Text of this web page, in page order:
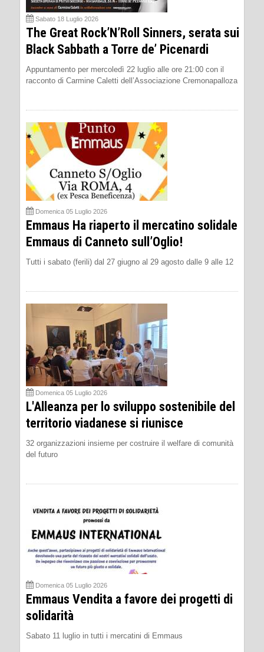
Sabato 18 Luglio 2026
The Great Rock’N’Roll Sinners, serata sui
Black Sabbath a Torre de’ Picenardi
Appuntamento per mercoledì 22 luglio alle ore 21:00 con il
racconto di Carmine Caletti dell’Associazione Cremonapalloza
Domenica 05 Luglio 2026
Emmaus Ha riaperto il mercatino solidale
Emmaus di Canneto sull’Oglio!
Tutti i sabato (ferili) dal 27 giugno al 29 agosto dalle 9 alle 12
Domenica 05 Luglio 2026
L'Alleanza per lo sviluppo sostenibile del
territorio viadanese si riunisce
32 organizzazioni insieme per costruire il welfare di comunità
del futuro
Domenica 05 Luglio 2026
Emmaus Vendita a favore dei progetti di
solidarità
Sabato 11 luglio in tutti i mercatini di Emmaus